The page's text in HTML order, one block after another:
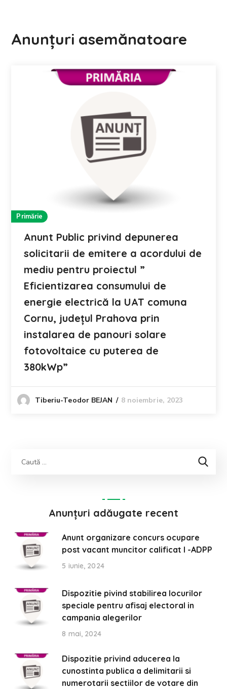
Anunțuri asemănatoare
Primărie
Anunt Public privind depunerea
solicitarii de emitere a acordului de
mediu pentru proiectul ”
Eficientizarea consumului de
energie electrică la UAT comuna
Cornu, județul Prahova prin
instalarea de panouri solare
fotovoltaice cu puterea de
380kWp”
Tiberiu-Teodor BEJAN 8 noiembrie, 2023
Anunțuri adăugate recent
Anunt organizare concurs ocupare
post vacant muncitor calificat I -ADPP
5 iunie, 2024
Dispozitie pivind stabilirea locurilor
speciale pentru afisaj electoral in
campania alegerilor
8 mai, 2024
Dispozitie privind aducerea la
cunostinta publica a delimitarii si
numerotarii sectiilor de votare din